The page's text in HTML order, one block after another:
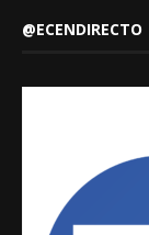
@ECENDIRECTO